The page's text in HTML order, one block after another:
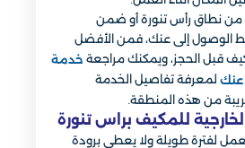
من نطاق رأس تنورة أو ضمن
الوصول إلى عنك، فمن الأفضل
قبل الحجز، ويمكنك مراجعة خدمة
عنك لمعرفة تفاصيل الخدمة
من هذه المنطقة.
للمكيف براس تنورة
لفترة طويلة ولا يعطي برودة